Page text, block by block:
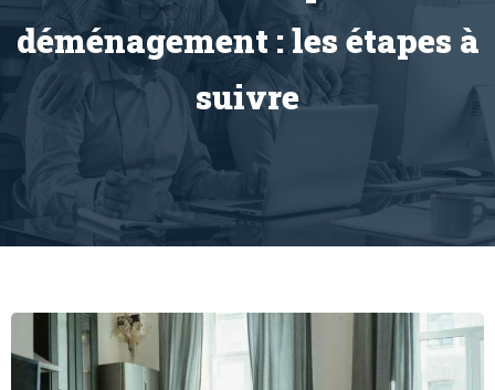
déménagement : les étapes à
suivre